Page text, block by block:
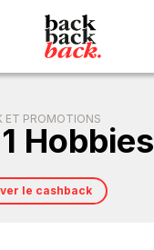
ET PROMOTIONS
Hobbies
le cashback